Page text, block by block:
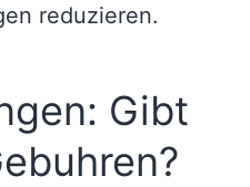
reduzieren.
Gibt